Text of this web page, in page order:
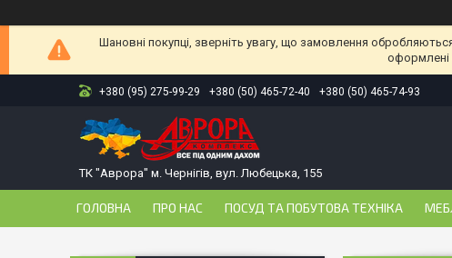
Шановні покупці, зверніть увагу, що замовлення
оформлені
+380 (95) 275-99-29 +380 (50) 465-72-40 +380 (50) 465-74-93
ТК "Аврора" м. Чернігів, вул. Любецька, 155
ГОЛОВНА ПРО НАС ПОСУД ТА ПОБУТОВА ТЕХНІКА